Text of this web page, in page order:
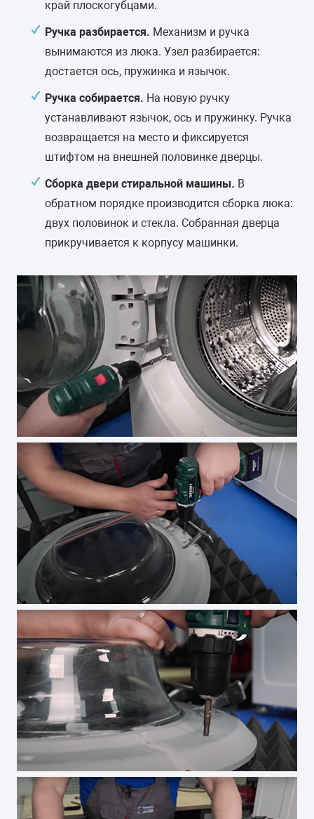
край плоскогубцами.
Ручка разбирается. Механизм и ручка
вынимаются из люка. Узел разбирается:
достается ось, пружинка и язычок.
Ручка собирается. На новую ручку
устанавливают язычок, ось и пружинку. Ручка
возвращается на место и фиксируется
штифтом на внешней половинке дверцы.
Сборка двери стиральной машины. В
обратном порядке производится сборка люка:
двух половинок и стекла. Собранная дверца
прикручивается к корпусу машинки.